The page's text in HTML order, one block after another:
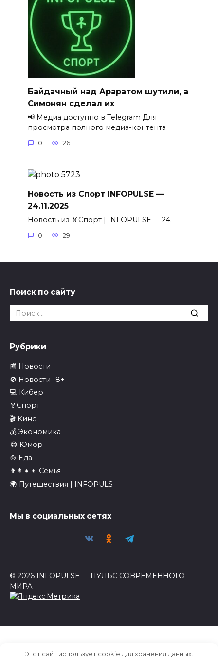
Байдачный над Араратом шутили, а
Симонян сделал их
📢 Медиа доступно в Telegram Для
просмотра полного медиа-контента
0 26
Новость из Спорт INFOPULSE —
24.11.2025
Новость из 🏅Спорт | INFOPULSE — 24.
0 29
Поиск по сайту
Search
for:
Рубрики
📰 Новости
🚫 Новости 18+
💻 Кибер
🏅Спорт
🎬 Кино
💰 Экономика
😂 Юмор
🍲 Еда
👨‍👩‍👧‍👦 Семья
🌍 Путешествия | INFOPULS
Мы в социальных сетях
© 2026 INFOPULSE — ПУЛЬС СОВРЕМЕННОГО
МИРА
Этот сайт использует cookie для хранения данных.